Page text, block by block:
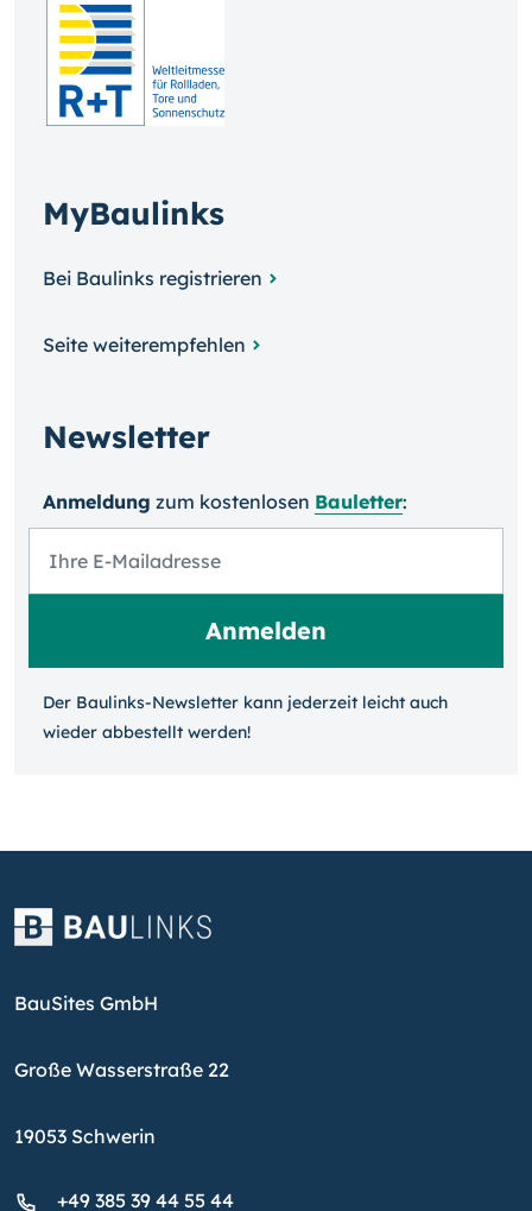
MyBaulinks
Bei Baulinks registrieren
Seite weiterempfehlen
Newsletter
Anmeldung zum kosten­losen Bauletter:
Der Baulinks-Newsletter kann jeder­zeit leicht auch
wieder ab­bestellt werden!
BauSites GmbH
Große Wasserstraße 22
19053 Schwerin
+49 385 39 44 55 44